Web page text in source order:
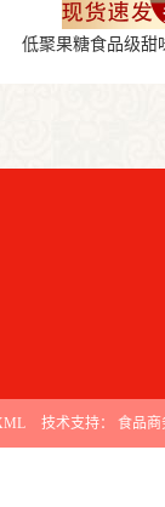
低聚果糖食品级甜
技术支持： 食品商